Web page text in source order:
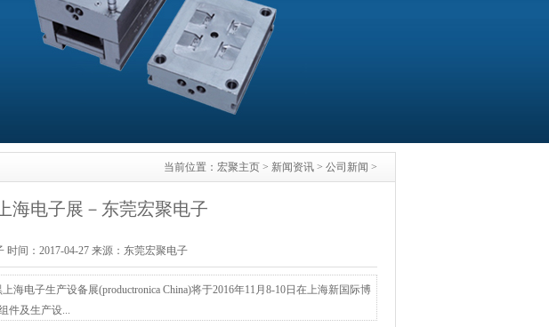
当前位置： 宏聚主页 > 新闻资讯 > 公司新闻 >
海电子展－东莞宏聚电子
时间：2017-04-27 来源：东莞宏聚电子
海电子生产设备展(productronica China)将于2016年11月8-10日在上海新国际博
件及生产设...